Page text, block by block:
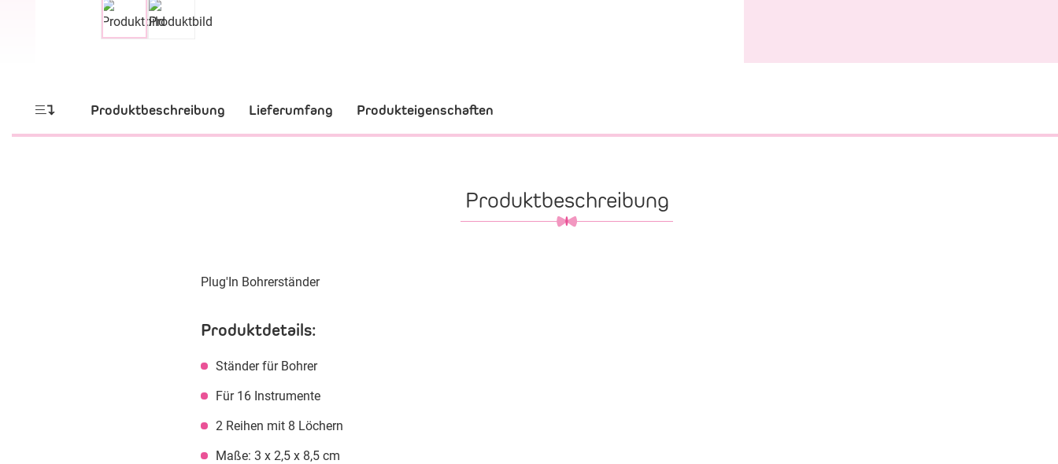
Produktbeschreibung Lieferumfang Produkteigenschaften
Produktbeschreibung
Plug'In Bohrerständer
Produktdetails:
Ständer für Bohrer
Für 16 Instrumente
2 Reihen mit 8 Löchern
Maße: 3 x 2,5 x 8,5 cm